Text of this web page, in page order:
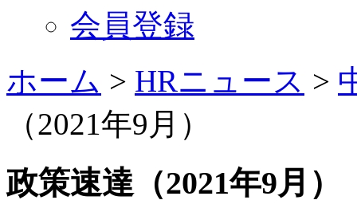
会員登録
ホーム > HRニュース >
（2021年9月）
政策速達（2021年9月）